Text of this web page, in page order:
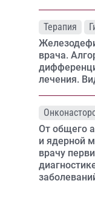
Терапия
врача.
лечения.
От общего
и ядерной
врачу